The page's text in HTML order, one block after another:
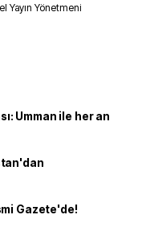
Yayın Yönetmeni
Umman ile her an
Gazete'de!